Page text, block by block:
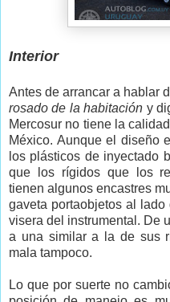
Interior
Antes de arrancar a hablar
rosado de la habitación y
Mercosur no tiene la
México. Aunque el diseño
los plásticos de inyectado
que los rígidos que los
tienen algunos encastres
gaveta portaobjetos al
visera del instrumental. De
a una similar a la de sus
mala tampoco.
Lo que por suerte no